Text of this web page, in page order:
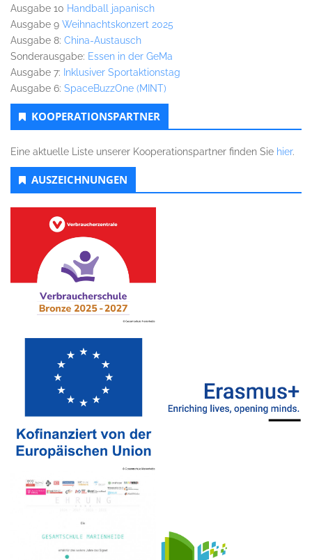
Ausgabe 10 Handball japanisch
Ausgabe 9 Weihnachtskonzert 2025
Ausgabe 8: China-Austausch
Sonderausgabe: Essen in der GeMa
Ausgabe 7: Inklusiver Sportaktionstag
Ausgabe 6: SpaceBuzzOne (MINT)
KOOPERATIONSPARTNER
Eine aktuelle Liste unserer Kooperationspartner finden Sie hier.
AUSZEICHNUNGEN